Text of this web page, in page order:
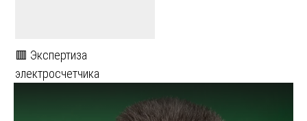
🟥 Экспертиза
электросчетчика